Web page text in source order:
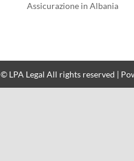
Assicurazione in Albania
© LPA Legal All rights reserved |